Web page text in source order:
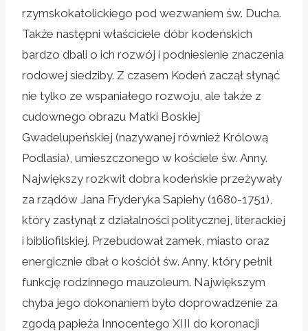
rzymskokatolickiego pod wezwaniem św. Ducha.
Także następni właściciele dóbr kodeńskich
bardzo dbali o ich rozwój i podniesienie znaczenia
rodowej siedziby. Z czasem Kodeń zaczął słynąć
nie tylko ze wspaniałego rozwoju, ale także z
cudownego obrazu Matki Boskiej
Gwadelupeńskiej (nazywanej również Królową
Podlasia), umieszczonego w kościele św. Anny.
Największy rozkwit dobra kodeńskie przeżywały
za rządów Jana Fryderyka Sapiehy (1680-1751),
który zasłynął z działalności politycznej, literackiej
i bibliofilskiej. Przebudował zamek, miasto oraz
energicznie dbał o kościół św. Anny, który pełnił
funkcję rodzinnego mauzoleum. Największym
chyba jego dokonaniem było doprowadzenie za
zgodą papieża Innocentego XIII do koronacji